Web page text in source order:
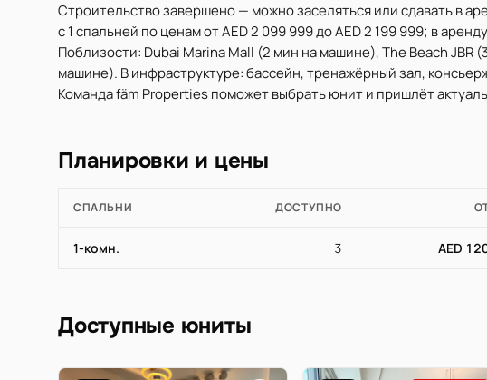
Строительство завершено — можно заселяться или сдавать в
с 1 спальней по ценам от AED 2 099 999 до AED 2 199 999; в
Поблизости: Dubai Marina Mall (2 мин на машине), The Beach JBR
машине). В инфраструктуре: бассейн, тренажёрный зал,
Команда fäm Properties поможет выбрать юнит и пришлёт
Планировки и цены
СПАЛЬНИ ДОСТУПНО
1-комн. 3 AED
Доступные юниты